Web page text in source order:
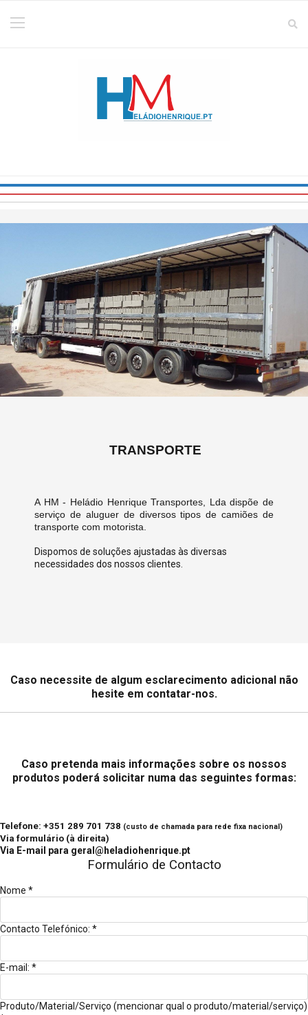
TRANSPORTE
A HM - Heládio Henrique Transportes, Lda dispõe de
serviço de aluguer de diversos tipos de camiões de
transporte com motorista.
Dispomos de soluções ajustadas às diversas
necessidades dos nossos clientes.
Caso necessite de algum esclarecimento adicional não
hesite em contatar-nos.
Caso pretenda mais informações sobre os nossos
produtos poderá solicitar numa das seguintes formas:
Telefone: +351 289 701 738 (custo de chamada para rede fixa nacional)
Via formulário (à direita)
Via E-mail para geral@heladiohenrique.pt
Formulário de Contacto
Nome *
Contacto Telefónico: *
E-mail: *
Produto/Material/Serviço (mencionar qual o produto/material/serviço)